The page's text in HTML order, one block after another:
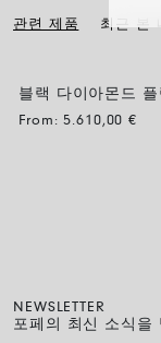
관련 제품 최근 본
블랙 다이아몬드
From:5.610,00€
NEWSLETTER
포페의 최신 소식을